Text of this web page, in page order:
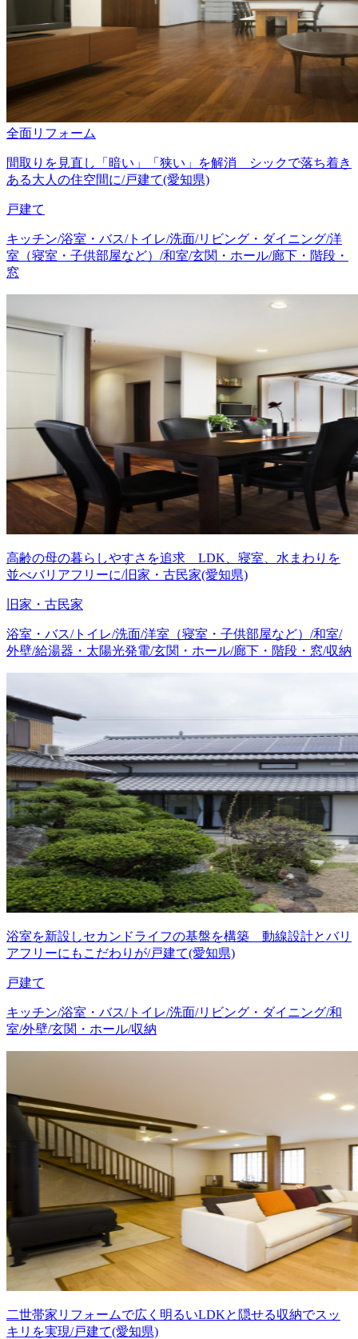
全面リフォーム
間取りを見直し「暗い」「狭い」を解消 シックで落ち着き
ある大人の住空間に/戸建て(愛知県)
戸建て
キッチン/浴室・バス/トイレ/洗面/リビング・ダイニング/洋
室（寝室・子供部屋など）/和室/玄関・ホール/廊下・階段・
窓
高齢の母の暮らしやすさを追求 LDK、寝室、水まわりを
並べバリアフリーに/旧家・古民家(愛知県)
旧家・古民家
浴室・バス/トイレ/洗面/洋室（寝室・子供部屋など）/和室/
外壁/給湯器・太陽光発電/玄関・ホール/廊下・階段・窓/収納
浴室を新設しセカンドライフの基盤を構築 動線設計とバリ
アフリーにもこだわりが/戸建て(愛知県)
戸建て
キッチン/浴室・バス/トイレ/洗面/リビング・ダイニング/和
室/外壁/玄関・ホール/収納
二世帯家リフォームで広く明るいLDKと隠せる収納でスッ
キリを実現/戸建て(愛知県)